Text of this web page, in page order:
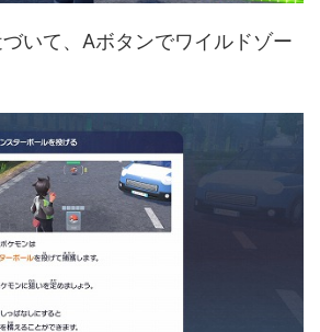
いて、Aボタンでワイルドゾー